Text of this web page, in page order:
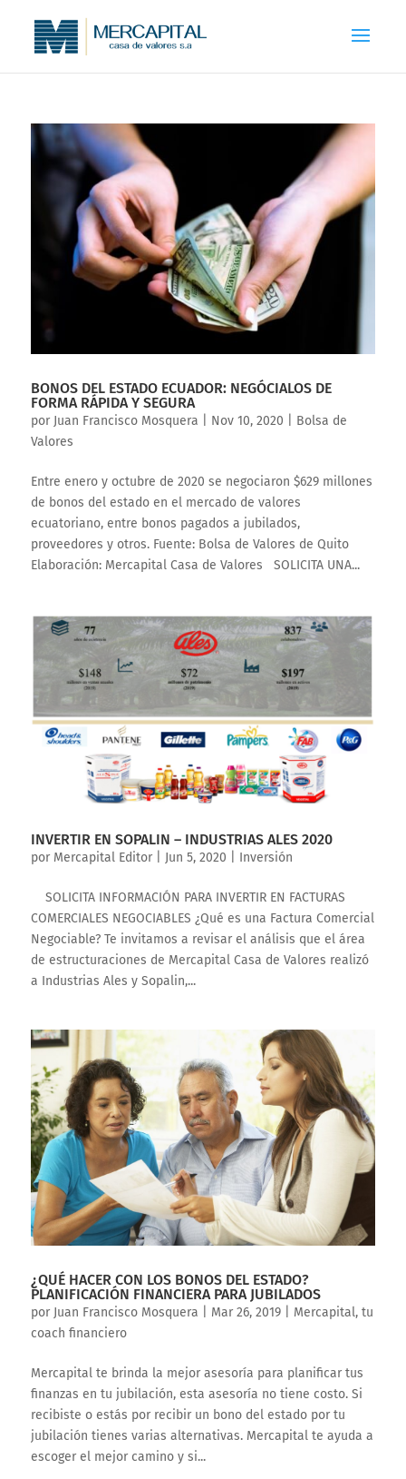
BONOS DEL ESTADO ECUADOR: NEGÓCIALOS DE
FORMA RÁPIDA Y SEGURA
por Juan Francisco Mosquera Nov 10, 2020
Bolsa de
Valores
Entre enero y octubre de 2020 se negociaron $629 millones
de bonos del estado en el mercado de valores
ecuatoriano, entre bonos pagados a jubilados,
proveedores y otros. Fuente: Bolsa de Valores de Quito
Elaboración: Mercapital Casa de Valores SOLICITA UNA...
INVERTIR EN SOPALIN – INDUSTRIAS ALES 2020
por Mercapital Editor| Jun 5, 2020 Inversión
SOLICITA INFORMACIÓN PARA INVERTIR EN FACTURAS
COMERCIALES NEGOCIABLES ¿Qué es una Factura Comercial
Negociable? Te invitamos a revisar el análisis que el área
de estructuraciones de Mercapital Casa de Valores realizó
a Industrias Ales y Sopalin,...
¿QUÉ HACER CON LOS BONOS DEL ESTADO?
PLANIFICACIÓN FINANCIERA PARA JUBILADOS
por Juan Francisco Mosquera Mar 26, 2019| Mercapital, tu
coach financiero
Mercapital te brinda la mejor asesoría para planificar tus
finanzas en tu jubilación, esta asesoría no tiene costo. Si
recibiste o estás por recibir un bono del estado por tu
jubilación tienes varias alternativas. Mercapital te ayuda a
escoger el mejor camino y si...